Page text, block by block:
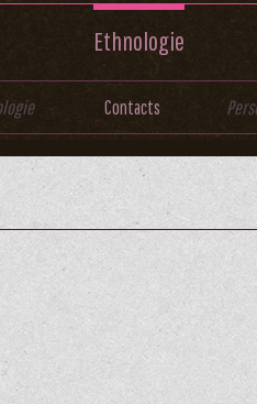
Ethnologie
Contacts